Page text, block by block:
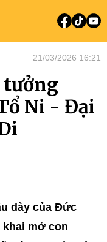
21/03/2026 16:21
tưởng
Ni - Đại
dày của Đức
mở con